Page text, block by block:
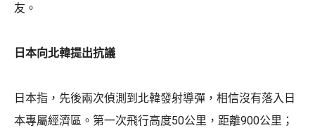
友。
日本向北韓提出抗議
日本指，先後兩次偵測到北韓發射導彈，相信沒有落入日
本專屬經濟區。第一次飛行高度50公里，距離900公里；